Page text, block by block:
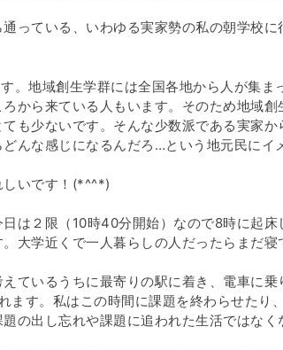
っている、いわゆる実家勢の私の朝学校に
。地域創生学群には全国各地から人が集ま
から来ている人もいます。そのため地域創
も少ないです。そんな少数派である実家か
んな感じになるんだろ…という地元民にイ
しいです！(*^^*)
は２限（10時40分開始）なので8時に起床
大学近くで一人暮らしの人だったらまだ寝
ているうちに最寄りの駅に着き、電車に乗
ます。私はこの時間に課題を終わらせたり
の出し忘れや課題に追われた生活ではなく